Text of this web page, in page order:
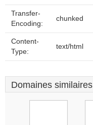
Transfer-
Encoding:
chunked
Content-
Type:
text/html
Domaines similaires